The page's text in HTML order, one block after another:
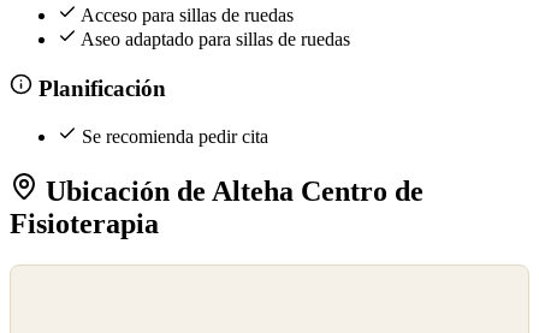
Acceso para sillas de ruedas
Aseo adaptado para sillas de ruedas
Planificación
Se recomienda pedir cita
Ubicación de Alteha Centro de
Fisioterapia